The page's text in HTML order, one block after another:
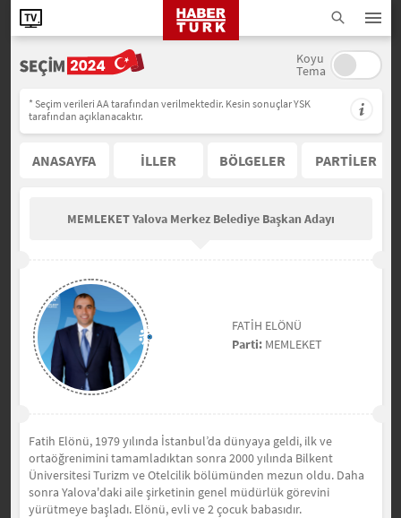
Koyu
Tema
* Seçim verileri AA tarafından verilmektedir. Kesin sonuçlar YSK
tarafından açıklanacaktır.
ANASAYFA İLLER BÖLGELER PARTİLER
MEMLEKET Yalova Merkez Belediye Başkan Adayı
FATİH ELÖNÜ
Parti:MEMLEKET
Fatih Elönü, 1979 yılında İstanbul’da dünyaya geldi, ilk ve
ortaöğrenimini tamamladıktan sonra 2000 yılında Bilkent
Üniversitesi Turizm ve Otelcilik bölümünden mezun oldu. Daha
sonra Yalova'daki aile şirketinin genel müdürlük görevini
yürütmeye başladı. Elönü, evli ve 2 çocuk babasıdır.